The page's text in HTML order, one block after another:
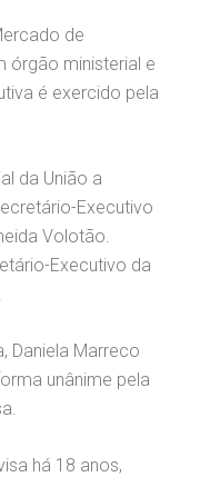
de
órgão ministerial e
é exercido pela
da União a
Executivo
Volotão.
Executivo da
Daniela Marreco
unânime pela
há 18 anos,